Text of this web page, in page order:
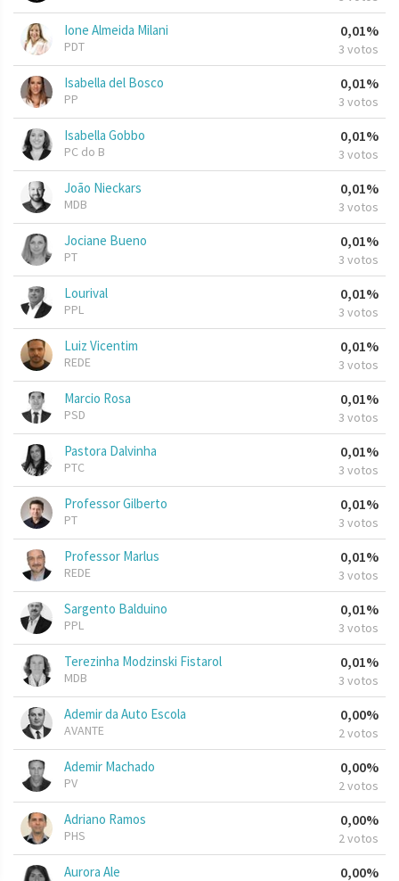
Ione Almeida Milani
PDT
0,01%
3 votos
Isabella del Bosco
PP
0,01%
3 votos
Isabella Gobbo
PC do B
0,01%
3 votos
João Nieckars
MDB
0,01%
3 votos
Jociane Bueno
PT
0,01%
3 votos
Lourival
PPL
0,01%
3 votos
Luiz Vicentim
REDE
0,01%
3 votos
Marcio Rosa
PSD
0,01%
3 votos
Pastora Dalvinha
PTC
0,01%
3 votos
Professor Gilberto
PT
0,01%
3 votos
Professor Marlus
REDE
0,01%
3 votos
Sargento Balduino
PPL
0,01%
3 votos
Terezinha Modzinski Fistarol
MDB
0,01%
3 votos
Ademir da Auto Escola
AVANTE
0,00%
2 votos
Ademir Machado
PV
0,00%
2 votos
Adriano Ramos
PHS
0,00%
2 votos
Aurora Ale 0,00%